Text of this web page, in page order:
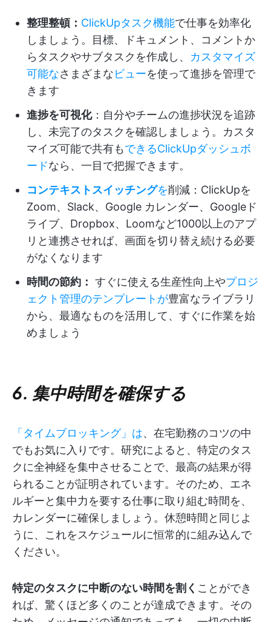
整理整頓： ClickUpタスク機能で仕事を効率化
しましょう。目標、ドキュメント、コメントか
らタスクやサブタスクを作成し、 カスタマイズ
可能なさまざまなビューを使って進捗を管理で
きます
進捗を可視化：自分やチームの進捗状況を追跡
し、未完了のタスクを確認しましょう。カスタ
マイズ可能で共有もできるClickUpダッシュボ
ードなら、一目で把握できます。
コンテキストスイッチングを削減：ClickUpを
Zoom、Slack、Google カレンダー、Googleド
ライブ、Dropbox、Loomなど1000以上のアプ
リと連携させれば、画面を切り替え続ける必要
がなくなります
時間の節約： すぐに使える生産性向上やプロジ
ェクト管理のテンプレートが豊富なライブラリ
から、最適なものを活用して、すぐに作業を始
めましょう
6. 集中時間を確保する
「タイムブロッキング」は、在宅勤務のコツの中
でもお気に入りです。研究によると、特定のタス
クに全神経を集中させることで、最高の結果が得
られることが証明されています。そのため、エネ
ルギーと集中力を要する仕事に取り組む時間を、
カレンダーに確保しましょう。休憩時間と同じよ
うに、これをスケジュールに恒常的に組み込んで
ください。
特定のタスクに中断のない時間を割く ことができ
れば、驚くほど多くのことが達成できます。その